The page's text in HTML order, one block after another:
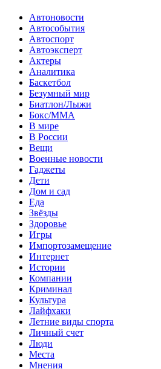
Автоновости
Автособытия
Автоспорт
Автоэксперт
Актеры
Аналитика
Баскетбол
Безумный мир
Биатлон/Лыжи
Бокс/MMA
В мире
В России
Вещи
Военные новости
Гаджеты
Дети
Дом и сад
Еда
Звёзды
Здоровье
Игры
Импортозамещение
Интернет
Истории
Компании
Криминал
Культура
Лайфхаки
Летние виды спорта
Личный счет
Люди
Места
Мнения